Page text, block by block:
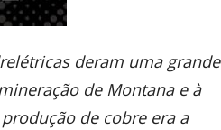
deram uma grande
de Montana e à
de cobre era a